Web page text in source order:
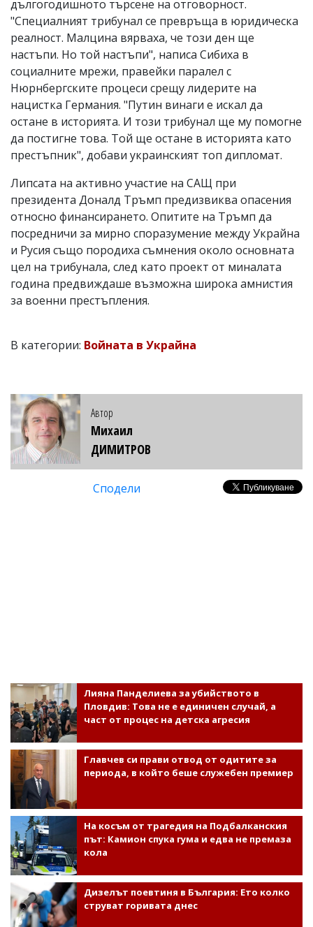
дългогодишното търсене на отговорност.
"Специалният трибунал се превръща в юридическа
реалност. Малцина вярваха, че този ден ще
настъпи. Но той настъпи", написа Сибиха в
социалните мрежи, правейки паралел с
Нюрнбергските процеси срещу лидерите на
нацистка Германия. "Путин винаги е искал да
остане в историята. И този трибунал ще му помогне
да постигне това. Той ще остане в историята като
престъпник", добави украинският топ дипломат.
Липсата на активно участие на САЩ при
президента Доналд Тръмп предизвиква опасения
относно финансирането. Опитите на Тръмп да
посредничи за мирно споразумение между Украйна
и Русия също породиха съмнения около основната
цел на трибунала, след като проект от миналата
година предвиждаше възможна широка амнистия
за военни престъпления.
В категории: Войната в Украйна
Автор
Михаил
ДИМИТРОВ
Сподели
Лияна Панделиева за убийството в
Пловдив: Това не е единичен случай, а
част от процес на детска агресия
Главчев си прави отвод от одитите за
периода, в който беше служебен премиер
На косъм от трагедия на Подбалканския
път: Камион спука гума и едва не премаза
кола
Дизелът поевтиня в България: Ето колко
струват горивата днес